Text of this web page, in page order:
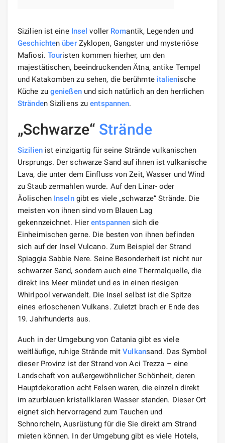
Sizilien ist eine Insel voller Romantik, Legenden und
GeschichtenüberZyklopen, Gangster und mysteriöse
Mafiosi. Touristen kommen hierher, um den
majestätischen, beeindruckenden Ätna, antike Tempel
und Katakomben zu sehen, die berühmte italienische
Küche zu genießenund sich natürlich an den herrlichen
Stränden Siziliens zuentspannen.
„Schwarze“ Strände
Sizilienist einzigartig für seine Strände vulkanischen
Ursprungs. Der schwarze Sand auf ihnen ist vulkanische
Lava, die unter dem Einfluss von Zeit, Wasser und Wind
zu Staub zermahlen wurde. Auf den Linar- oder
Äolischen Inselngibt es viele „schwarze“ Strände. Die
meisten von ihnen sind vom Blauen Lag
gekennzeichnet. Hierentspannen sich die
Einheimischen gerne. Die besten von ihnen befinden
sich auf der Insel Vulcano. Zum Beispiel der Strand
Spiaggia Sabbie Nere. Seine Besonderheit ist nicht nur
schwarzer Sand, sondern auch eine Thermalquelle, die
direkt ins Meer mündet und es in einen riesigen
Whirlpool verwandelt. Die Insel selbst ist die Spitze
eines erloschenen Vulkans. Zuletzt brach er Ende des
19. Jahrhunderts aus.
Auch in der Umgebung von Catania gibt es viele
weitläufige, ruhige Strände mitVulkansand. Das Symbol
dieser Provinz ist der Strand von Aci Trezza – eine
Landschaft von außergewöhnlicher Schönheit, deren
Hauptdekoration acht Felsen waren, die einzeln direkt
im azurblauen kristallklaren Wasser standen. Dieser Ort
eignet sich hervorragend zum Tauchen und
Schnorcheln, Ausrüstung für die Sie direkt am Strand
mieten können. In der Umgebung gibt es viele Hotels,